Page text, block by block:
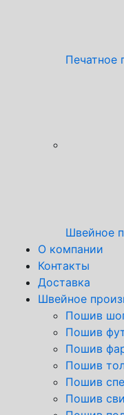
Печатное
Швейное
О компании
Контакты
Доставка
Швейное
Пошив
Пошив
Пошив
Пошив
Пошив
Пошив